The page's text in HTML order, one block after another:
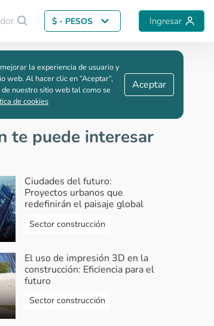
$ - PESOS Ingresar
vida
te puede interesar
Ciudades del futuro:
Proyectos urbanos que
redefinirán el paisaje global
Sector construcción
El uso de impresión 3D en la
construcción: Eficiencia para el
futuro
Sector construcción
la experiencia de usuario y
web. Al hacer clic en “Aceptar“,
nuestro sitio web tal como se
de cookies
Aceptar
Guardar comparación